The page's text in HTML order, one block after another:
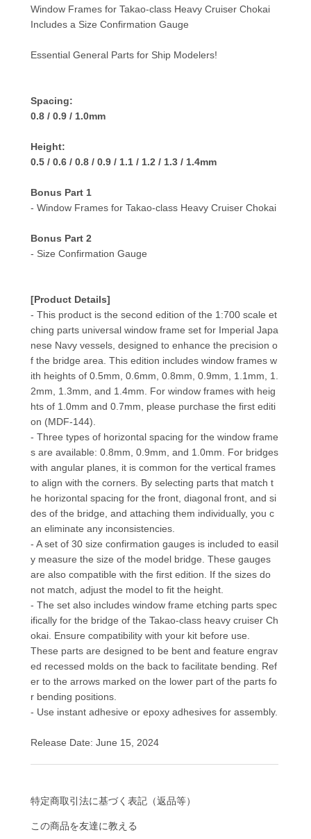
Window Frames for Takao-class Heavy Cruiser Chokai
Includes a Size Confirmation Gauge
Essential General Parts for Ship Modelers!
Spacing:
0.8 / 0.9 / 1.0mm
Height:
0.5 / 0.6 / 0.8 / 0.9 / 1.1 / 1.2 / 1.3 / 1.4mm
Bonus Part 1
- Window Frames for Takao-class Heavy Cruiser Chokai
Bonus Part 2
- Size Confirmation Gauge
[Product Details]
- This product is the second edition of the 1:700 scale et
ching parts universal window frame set for Imperial Japa
nese Navy vessels, designed to enhance the precision o
f the bridge area. This edition includes window frames w
ith heights of 0.5mm, 0.6mm, 0.8mm, 0.9mm, 1.1mm, 1.
2mm, 1.3mm, and 1.4mm. For window frames with heig
hts of 1.0mm and 0.7mm, please purchase the first editi
on (MDF-144).
- Three types of horizontal spacing for the window frame
s are available: 0.8mm, 0.9mm, and 1.0mm. For bridges
with angular planes, it is common for the vertical frames
to align with the corners. By selecting parts that match t
he horizontal spacing for the front, diagonal front, and si
des of the bridge, and attaching them individually, you c
an eliminate any inconsistencies.
- A set of 30 size confirmation gauges is included to easil
y measure the size of the model bridge. These gauges
are also compatible with the first edition. If the sizes do
not match, adjust the model to fit the height.
- The set also includes window frame etching parts spec
ifically for the bridge of the Takao-class heavy cruiser Ch
okai. Ensure compatibility with your kit before use.
These parts are designed to be bent and feature engrav
ed recessed molds on the back to facilitate bending. Ref
er to the arrows marked on the lower part of the parts fo
r bending positions.
- Use instant adhesive or epoxy adhesives for assembly.
Release Date: June 15, 2024
特定商取引法に基づく表記（返品等）
この商品を友達に教える